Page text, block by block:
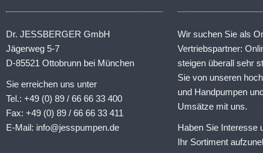
Dr. JESSBERGER GmbH
Jägerweg 5-7
D-85521 Ottobrunn bei München
Sie erreichen uns unter
Tel.: +49 (0) 89 / 66 66 33 400
Fax: +49 (0) 89 / 66 66 33 411
E-Mail: info@jesspumpen.de
Wir suchen Sie als
Vertriebspartner:
steigen überall sehr
Sie von unseren
und Handpumpen
Umsätze mit uns.
Haben Sie Interesse
Ihr Sortiment